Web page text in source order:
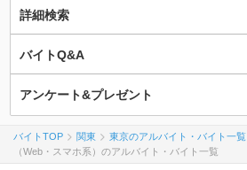
詳細検索
バイトQ&A
アンケート&プレゼント
バイトTOP 関東 東京のアルバイト・バイト一覧
（Web・スマホ系）のアルバイト・バイト一覧